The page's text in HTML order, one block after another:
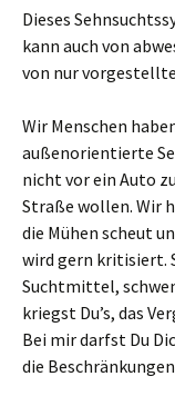
Dieses
kann auch von
von nur
Wir Menschen
außenorientierte
nicht vor ein Auto
Straße wollen. Wir
die Mühen scheut
wird gern kritisiert.
Suchtmittel,
kriegst Du’s, das
Bei mir darfst Du
die